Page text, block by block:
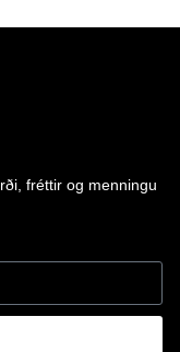
fréttir og menningu